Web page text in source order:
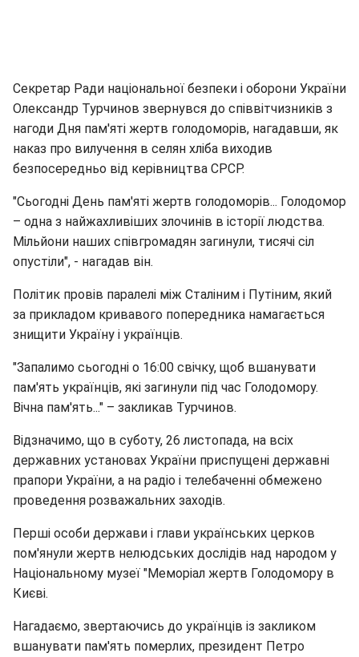
Секретар Ради національної безпеки і оборони України
Олександр Турчинов звернувся до співвітчизників з
нагоди Дня пам'яті жертв голодоморів, нагадавши, як
наказ про вилучення в селян хліба виходив
безпосередньо від керівництва СРСР.
"Сьогодні День пам'яті жертв голодоморів... Голодомор
– одна з найжахливіших злочинів в історії людства.
Мільйони наших співгромадян загинули, тисячі сіл
опустіли", - нагадав він.
Політик провів паралелі між Сталіним і Путіним, який
за прикладом кривавого попередника намагається
знищити Україну і українців.
"Запалимо сьогодні о 16:00 свічку, щоб вшанувати
пам'ять українців, які загинули під час Голодомору.
Вічна пам'ять..." – закликав Турчинов.
Відзначимо, що в суботу, 26 листопада, на всіх
державних установах України приспущені державні
прапори України, а на радіо і телебаченні обмежено
проведення розважальних заходів.
Перші особи держави і глави українських церков
пом'янули жертв нелюдських дослідів над народом у
Національному музеї "Меморіал жертв Голодомору в
Києві.
Нагадаємо, звертаючись до українців із закликом
вшанувати пам'ять померлих, президент Петро